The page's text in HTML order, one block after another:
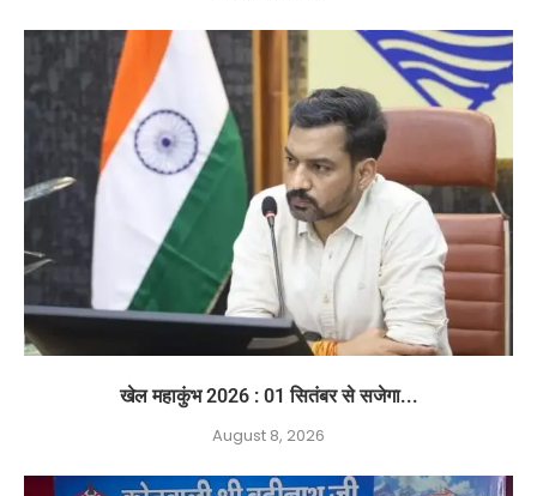
खेल महाकुंभ 2026 : 01 सितंबर से सजेगा...
August 8, 2026